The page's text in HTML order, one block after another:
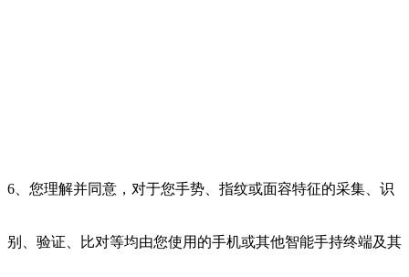
6、您理解并同意，对于您手势、指纹或面容特征的采集、识
别、验证、比对等均由您使用的手机或其他智能手持终端及其